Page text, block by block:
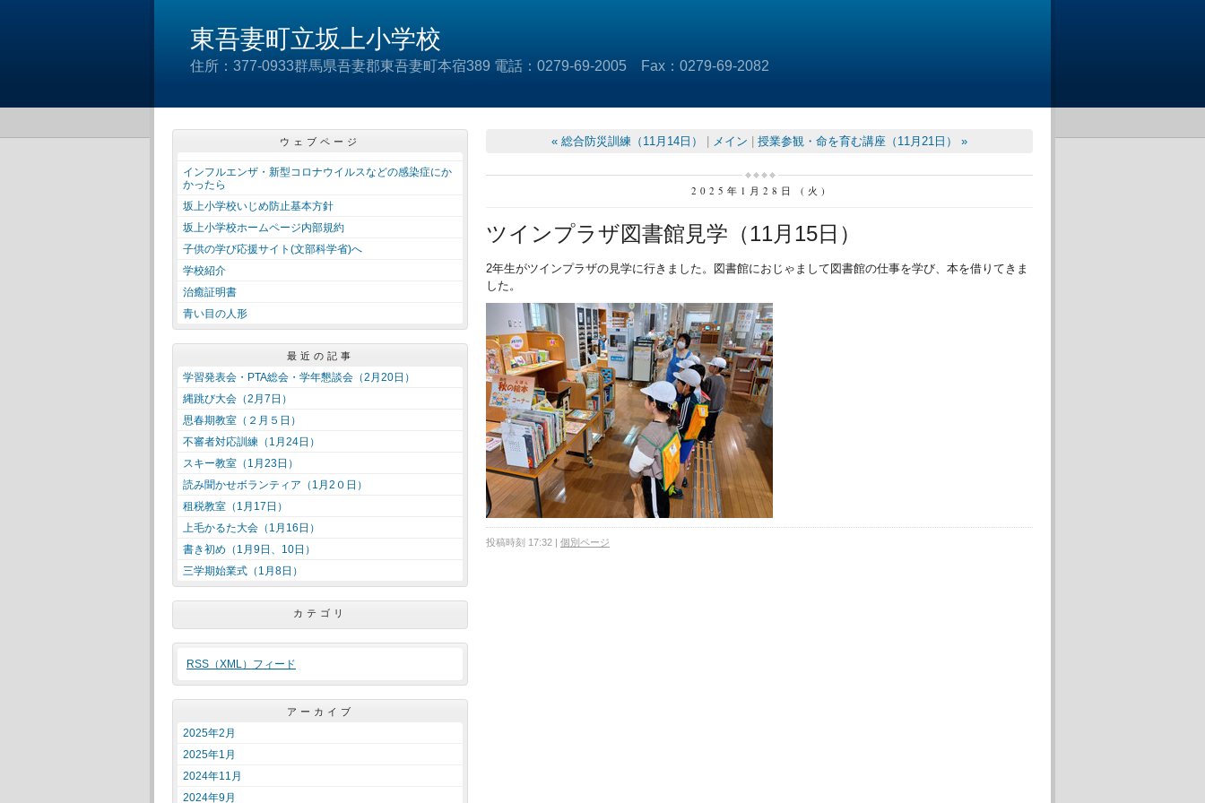
東吾妻町立坂上小学校
住所：377-0933群馬県吾妻郡東吾妻町本宿389 電話：0279-69-2005 Fax：0279-69-2082
ウェブページ
インフルエンザ・新型コロナウイルスなどの感染症にか
かったら
坂上小学校いじめ防止基本方針
坂上小学校ホームページ内部規約
子供の学び応援サイト(文部科学省)へ
学校紹介
治癒証明書
青い目の人形
最近の記事
学習発表会・PTA総会・学年懇談会（2月20日）
縄跳び大会（2月7日）
思春期教室（２月５日）
不審者対応訓練（1月24日）
スキー教室（1月23日）
読み聞かせボランティア（1月2０日）
租税教室（1月17日）
上毛かるた大会（1月16日）
書き初め（1月9日、10日）
三学期始業式（1月8日）
カテゴリ
RSS（XML）フィード
アーカイブ
2025年2月
2025年1月
2024年11月
2024年9月
« 総合防災訓練（11月14日） メイン 授業参観・命を育む講座（11月21日） »
2025年1月28日 (火)
ツインプラザ図書館見学（11月15日）
2年生がツインプラザの見学に行きました。図書館におじゃまして図書館の仕事を学び、本を借りてきま
した。
投稿時刻 17:32 | 個別ページ